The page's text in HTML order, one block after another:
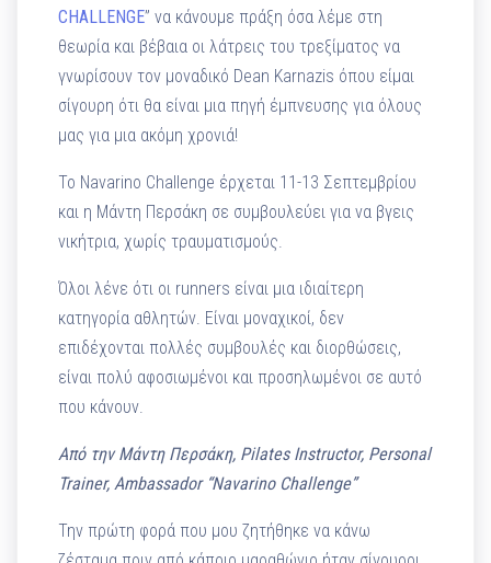
CHALLENGE” να κάνουμε πράξη όσα λέμε στη
θεωρία και βέβαια οι λάτρεις του τρεξίματος να
γνωρίσουν τον μοναδικό Dean Karnazis όπου είμαι
σίγουρη ότι θα είναι μια πηγή έμπνευσης για όλους
μας για μια ακόμη χρονιά!
Το Navarino Challenge έρχεται 11-13 Σεπτεμβρίου
και η Μάντη Περσάκη σε συμβουλεύει για να βγεις
νικήτρια, χωρίς τραυματισμούς.
Όλοι λένε ότι οι runners είναι μια ιδιαίτερη
κατηγορία αθλητών. Είναι μοναχικοί, δεν
επιδέχονται πολλές συμβουλές και διορθώσεις,
είναι πολύ αφοσιωμένοι και προσηλωμένοι σε αυτό
που κάνουν.
Aπό την Μάντη Περσάκη, Pilates Instructor, Personal
Trainer, Ambassador “Navarino Challenge”
Την πρώτη φορά που μου ζητήθηκε να κάνω